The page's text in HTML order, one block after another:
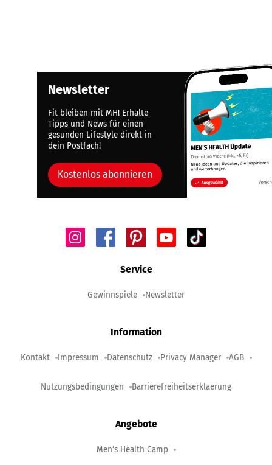
Newsletter
Fit bleiben mit MH! Erhalte
Tipps und News für einen
gesunden Lifestyle direkt in
dein Postfach!
Kostenlos abonnieren
Service
Gewinnspiele Newsletter
Information
Kontakt Impressum Datenschutz Privacy Manager AGB
Nutzungsbedingungen Barrierefreiheitserklaerung
Angebote
Men‘s Health Camp